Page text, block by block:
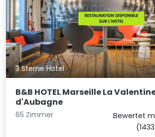
3 Sterne Hotel
B&B HOTEL Marseille La
d'Aubagne
65 Zimmer
Bewertet